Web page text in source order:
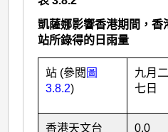
凱薩娜影響香港期間，香
站所錄得的日雨量
站 (參閱 圖
3.8.2)
九月
七日
香港天文台 0.0